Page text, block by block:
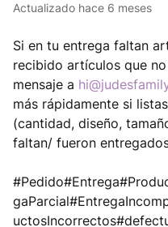
Actualizado hace 6 meses
Si en tu entrega faltan
recibido artículos que
mensaje a
más rápidamente si
(cantidad, diseño,
faltan/ fueron